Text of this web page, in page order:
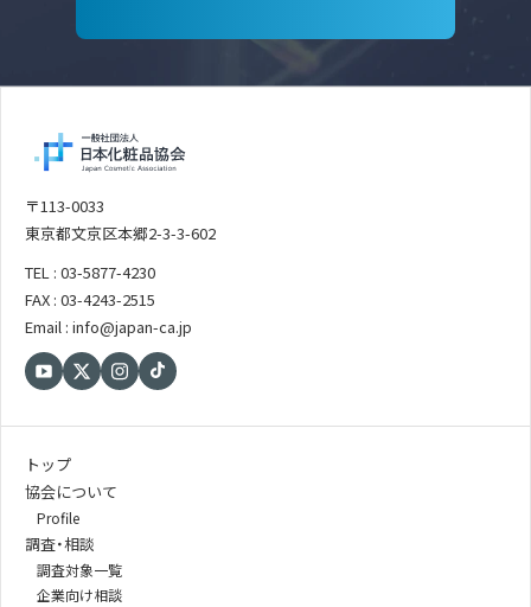
〒113-0033
東京都文京区本郷2-3-3-602
TEL : 03-5877-4230
FAX : 03-4243-2515
Email : info@japan-ca.jp
トップ
協会について
Profile
調査・相談
調査対象一覧
企業向け相談